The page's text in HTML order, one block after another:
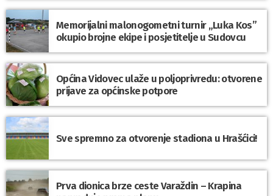
Memorijalni malonogometni turnir „Luka Kos”
okupio brojne ekipe i posjetitelje u Sudovcu
Općina Vidovec ulaže u poljoprivredu: otvorene
prijave za općinske potpore
Sve spremno za otvorenje stadiona u Hrašćici!
Prva dionica brze ceste Varaždin – Krapina